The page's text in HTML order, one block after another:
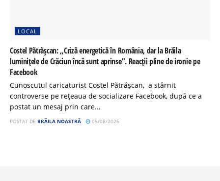
LOCAL
Costel Pătrășcan: „Criză energetică în România, dar la Brăila
luminițele de Crăciun încă sunt aprinse”. Reacții pline de ironie pe
Facebook
Cunoscutul caricaturist Costel Pătrășcan, a stârnit
controverse pe rețeaua de socializare Facebook, după ce a
postat un mesaj prin care...
POSTAT DE BRĂILA NOASTRĂ 05/08/2026